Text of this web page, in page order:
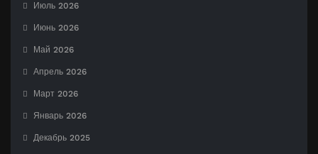
Июль 2026
Июнь 2026
Май 2026
Апрель 2026
Март 2026
Январь 2026
Декабрь 2025